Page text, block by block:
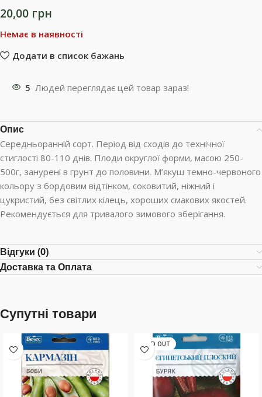
20,00 грн
Немає в наявності
Додати в список бажань
5 Людей переглядає цей товар зараз!
Опис
Середньоранній сорт. Період від сходів до технічної
стиглості 80-110 днів. Плоди округлої форми, масою 250-
500г, занурені в грунт до половини. М’якуш темно-червоного
кольору з бордовим відтінком, соковитий, ніжний і
цукристий, без світлих кілець, хороших смакових якостей.
Рекомендується для тривалого зимового зберігання.
Відгуки (0)
Доставка та Оплата
Супутні товари
SOLD OUT